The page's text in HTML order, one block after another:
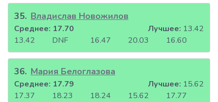
35. Владислав Новожилов
13.42 DNF 16.47 20.03 16.60
Среднее: 17.70 Лучшее: 13.42
36. Мария Белоглазова
17.37 18.23 18.24 15.62 17.77
Среднее: 17.79 Лучшее: 15.62